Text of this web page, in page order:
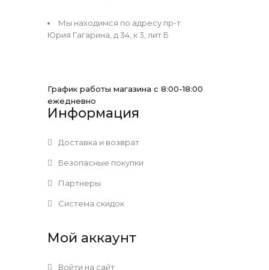
Мы находимся по адресу пр-т
Юрия Гагарина, д 34, к 3, лит Б
График работы магазина с 8:00-18:00
ежедневно
Информация
Доставка и возврат
Безопасные покупки
Партнеры
Система скидок
Мой аккаунт
Войти на сайт